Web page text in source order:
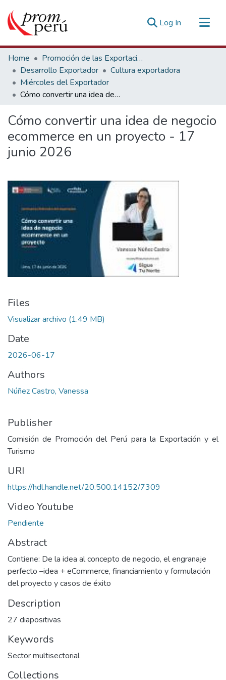
Log In (current)
Communities & Collections
All of DSpace
Statistics
Estadísticas Externas
Home
Promoción de las Exportaciones
Desarrollo Exportador
Cultura exportadora
Miércoles del Exportador
Cómo convertir una idea de negocio ecommerce en un proyecto - 17 junio 2026
Cómo convertir una idea de negocio
ecommerce en un proyecto - 17
junio 2026
Files
Visualizar archivo (1.49 MB)
Date
2026-06-17
Authors
Núñez Castro, Vanessa
Publisher
Comisión de Promoción del Perú para la Exportación y el
Turismo
URI
https://hdl.handle.net/20.500.14152/7309
Video Youtube
Pendiente
Abstract
Contiene: De la idea al concepto de negocio, el engranaje
perfecto –idea + eCommerce, financiamiento y formulación
del proyecto y casos de éxito
Description
27 diapositivas
Keywords
Sector multisectorial
Collections